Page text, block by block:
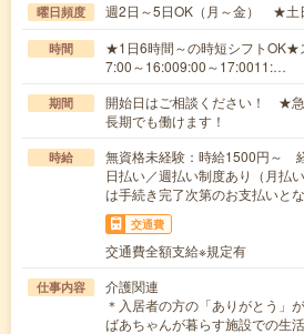
曜日頻度 週2日～5日OK（月～金） ★土
時間
★1日6時間～の時短シフトOK★
7:00～16:009:00～17:0011:…
期間
開始日はご相談ください！ ★
長期でも働けます！
時給
無資格未経験：時給1500円～
日払い／週払い制度あり（月払
は手続き完了次第のお支払いとな
交通費
交通費全額支給※規定有
仕事内容
介護関連
＊入居者の方の「ありがとう」
ばあちゃんが暮らす施設での生